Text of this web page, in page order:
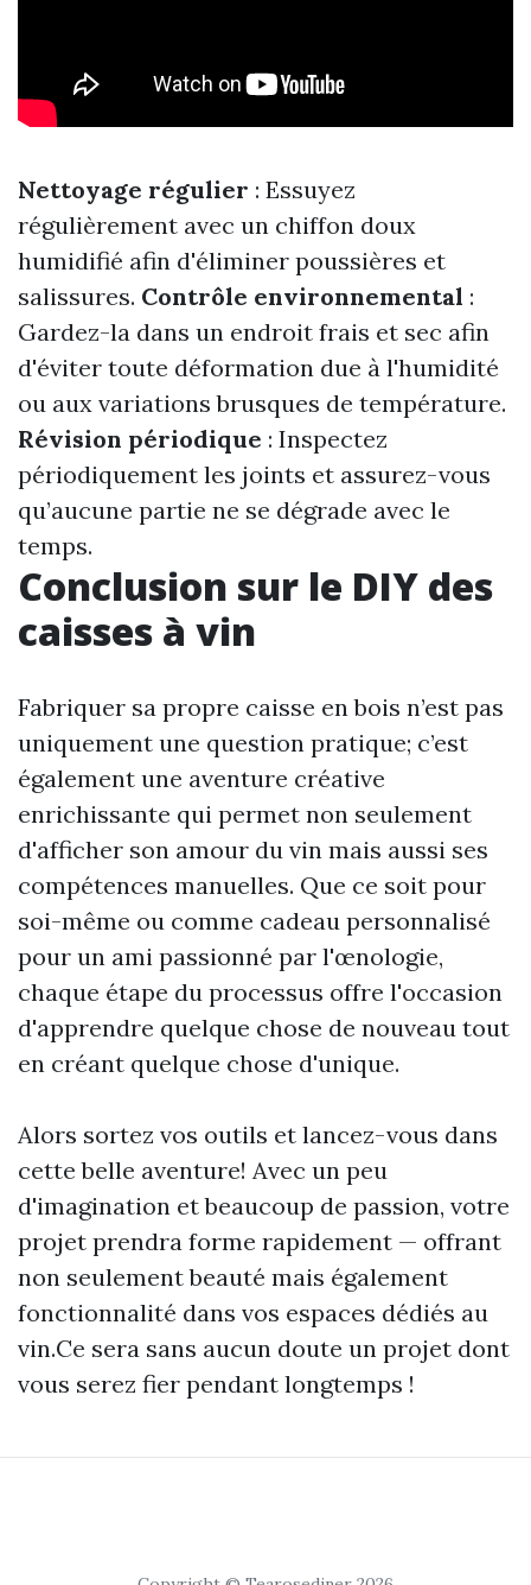
Nettoyage régulier : Essuyez
régulièrement avec un chiffon doux
humidifié afin d'éliminer poussières et
salissures. Contrôle environnemental :
Gardez-la dans un endroit frais et sec afin
d'éviter toute déformation due à l'humidité
ou aux variations brusques de température.
Révision périodique : Inspectez
périodiquement les joints et assurez-vous
qu’aucune partie ne se dégrade avec le
temps.
Conclusion sur le DIY des
caisses à vin
Fabriquer sa propre caisse en bois n’est pas
uniquement une question pratique; c’est
également une aventure créative
enrichissante qui permet non seulement
d'afficher son amour du vin mais aussi ses
compétences manuelles. Que ce soit pour
soi-même ou comme cadeau personnalisé
pour un ami passionné par l'œnologie,
chaque étape du processus offre l'occasion
d'apprendre quelque chose de nouveau tout
en créant quelque chose d'unique.
Alors sortez vos outils et lancez-vous dans
cette belle aventure! Avec un peu
d'imagination et beaucoup de passion, votre
projet prendra forme rapidement — offrant
non seulement beauté mais également
fonctionnalité dans vos espaces dédiés au
vin.Ce sera sans aucun doute un projet dont
vous serez fier pendant longtemps !